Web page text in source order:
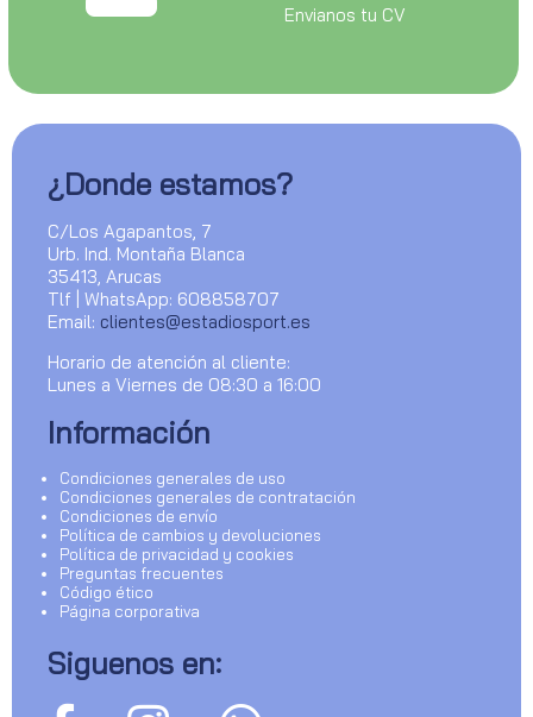
Envianos tu CV
¿Donde estamos?
C/Los Agapantos, 7
Urb. Ind. Montaña Blanca
35413, Arucas
Tlf | WhatsApp: 608858707
Email: clientes@estadiosport.es
Horario de atención al cliente:
Lunes a Viernes de 08:30 a 16:00
Información
Condiciones generales de uso
Condiciones generales de contratación
Condiciones de envío
Política de cambios y devoluciones
Política de privacidad y cookies
Preguntas frecuentes
Código ético
Página corporativa
Siguenos en: